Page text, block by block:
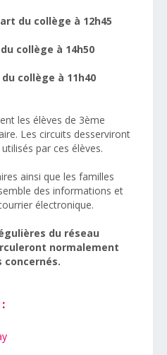
du collège à 12h45
collège à 14h50
collège à 11h40
les élèves de 3ème
Les circuits desserviront
par ces élèves.
ainsi que les familles
des informations et
électronique.
du réseau
normalement
concernés.